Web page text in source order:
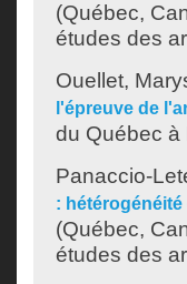
(Québec,
études des
Ouellet,
l'épreuve de
du Québec à
Panaccio-
:
(Québec,
études des